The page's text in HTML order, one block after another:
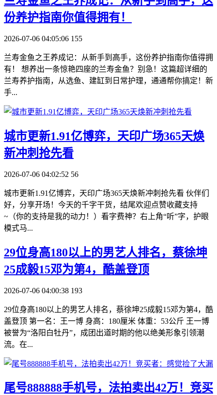
份养护指南你值得拥有！
2026-07-06 04:05:06 155
兰寿金鱼之王养成记：从新手到高手，这份养护指南你值得拥
有！ 想养出一条惊艳四座的兰寿金鱼？别急！这篇超详细的
兰寿养护指南，从选鱼、建缸到日常护理，通通帮你搞定！新
手...
​城市更新1.91亿博弈，天印广场365天焕
新冲刺抢先看
2026-07-06 04:02:52 56
城市更新1.91亿博弈，天印广场365天焕新冲刺抢先看 伙伴们
好，分享开场！今天的千字干货，结尾欢迎点赞收藏支持
~（你的支持是我的动力！）看字费神？右上角“听”字，护眼
模式马...
​29位身高180以上的男艺人排名，蔡徐坤
25成毅15邓为第4，酷盖登顶
2026-07-06 04:00:38 193
29位身高180以上的男艺人排名，蔡徐坤25成毅15邓为第4，酷
盖登顶 第一名：王一博 身高：180厘米 体重：53公斤 王一博
被誉为“洛阳白牡丹”，成团出道时期的他以绝美形象引领潮
流。在...
​尾号888888手机号，法拍卖出42万！竞买